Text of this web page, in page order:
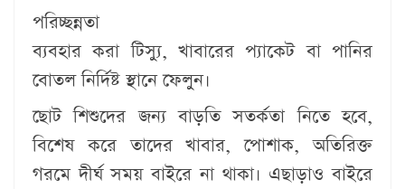
পরিচ্ছন্নতা
ব্যবহার করা টিস্যু, খাবারের প্যাকেট বা পানির
বোতল নির্দিষ্ট স্থানে ফেলুন।
ছোট শিশুদের জন্য বাড়তি সতর্কতা নিতে হবে,
বিশেষ করে তাদের খাবার, পোশাক, অতিরিক্ত
গরমে দীর্ঘ সময় বাইরে না থাকা। এছাড়াও বাইরে